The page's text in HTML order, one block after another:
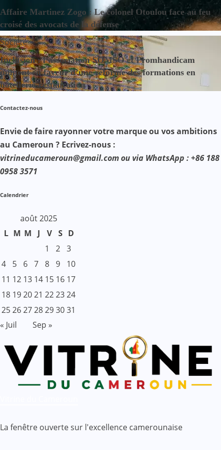
Affaire Martinez Zogo : Le colonel Otoulou face au feu
croisé des avocats de la défense
Société
Inclusion : l’association SOMSO et Promhandicam
militent en faveur d’une réforme des formations en
hôtellerie-restauration
Contactez-nous
Envie de faire rayonner votre marque ou vos ambitions
au Cameroun ? Ecrivez-nous :
vitrineducameroun@gmail.com ou via WhatsApp : +86 188
0958 3571
Calendrier
août 2025
L M M J V S D
1
2 3
4
5 6 7 8 9
10
11 12 13 14 15 16 17
18 192021 222324
25262728293031
« Juil
Sep »
La fenêtre ouverte sur l'excellence camerounaise